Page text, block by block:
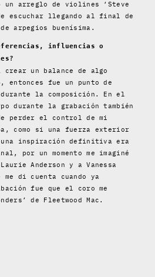
arreglo de violines ‘Steve
escuchar llegando al final de
arpegios buenísima.
influencias o
un balance de algo
entonces fue un punto de
la composición. En el
durante la grabación también
perder el control de mi
como si una fuerza exterior
una inspiración definitiva era
por un momento me imaginé
Anderson y a Vanessa
me di cuenta cuando ya
fue que el coro me
de Fleetwood Mac.